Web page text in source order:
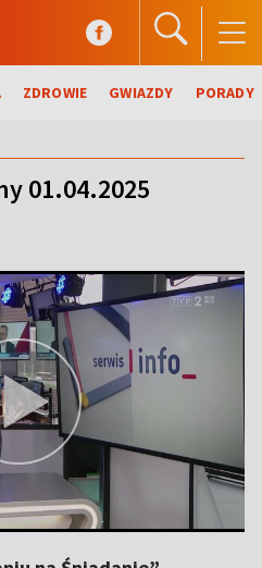
ZDROWIE GWIAZDY PORADY
01.04.2025